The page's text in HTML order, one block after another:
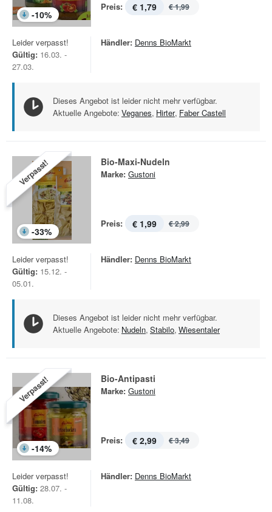
-10%
Preis: € 1,79 € 1,99
Leider verpasst!
Gültig: 16.03. -
27.03.
Händler: Denns BioMarkt
Dieses Angebot ist leider nicht mehr verfügbar.
Aktuelle Angebote: Veganes, Hirter, Faber Castell
Verpasst!
-33%
Bio-Maxi-Nudeln
Marke: Gustoni
Preis: € 1,99 € 2,99
Leider verpasst!
Gültig: 15.12. -
05.01.
Händler: Denns BioMarkt
Dieses Angebot ist leider nicht mehr verfügbar.
Aktuelle Angebote: Nudeln, Stabilo, Wiesentaler
Verpasst!
-14%
Bio-Antipasti
Marke: Gustoni
Preis: € 2,99 € 3,49
Leider verpasst!
Gültig: 28.07. -
11.08.
Händler: Denns BioMarkt